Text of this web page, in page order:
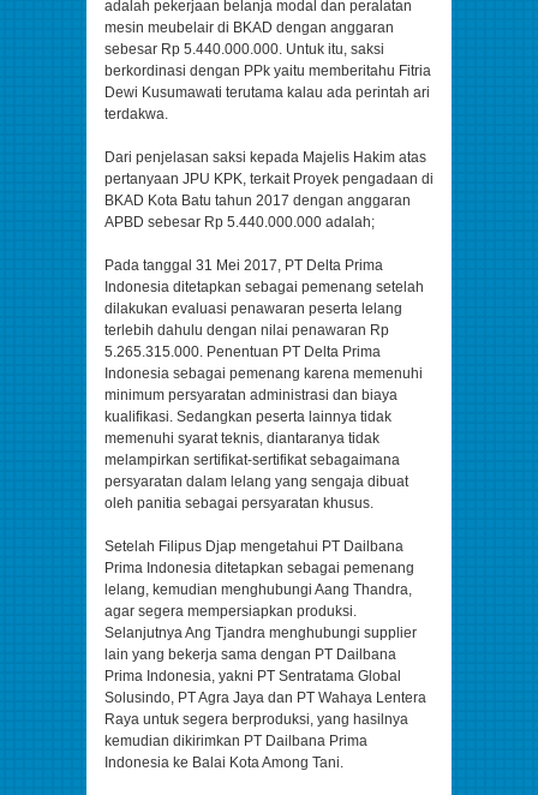
adalah pekerjaan belanja modal dan peralatan
mesin meubelair di BKAD dengan anggaran
sebesar Rp 5.440.000.000. Untuk itu, saksi
berkordinasi dengan PPk yaitu memberitahu Fitria
Dewi Kusumawati terutama kalau ada perintah ari
terdakwa.
Dari penjelasan saksi kepada Majelis Hakim atas
pertanyaan JPU KPK, terkait Proyek pengadaan di
BKAD Kota Batu tahun 2017 dengan anggaran
APBD sebesar Rp 5.440.000.000 adalah;
Pada tanggal 31 Mei 2017, PT Delta Prima
Indonesia ditetapkan sebagai pemenang setelah
dilakukan evaluasi penawaran peserta lelang
terlebih dahulu dengan nilai penawaran Rp
5.265.315.000. Penentuan PT Delta Prima
Indonesia sebagai pemenang karena memenuhi
minimum persyaratan administrasi dan biaya
kualifikasi. Sedangkan peserta lainnya tidak
memenuhi syarat teknis, diantaranya tidak
melampirkan sertifikat-sertifikat sebagaimana
persyaratan dalam lelang yang sengaja dibuat
oleh panitia sebagai persyaratan khusus.
Setelah Filipus Djap mengetahui PT Dailbana
Prima Indonesia ditetapkan sebagai pemenang
lelang, kemudian menghubungi Aang Thandra,
agar segera mempersiapkan produksi.
Selanjutnya Ang Tjandra menghubungi supplier
lain yang bekerja sama dengan PT Dailbana
Prima Indonesia, yakni PT Sentratama Global
Solusindo, PT Agra Jaya dan PT Wahaya Lentera
Raya untuk segera berproduksi, yang hasilnya
kemudian dikirimkan PT Dailbana Prima
Indonesia ke Balai Kota Among Tani.